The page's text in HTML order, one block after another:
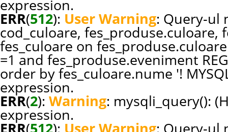
expression.
ERR(512): User Warning: Query-ul
cod_culoare,
fes_culoare on
=1 and fes_produse.eveniment
order by fes_culoare.nume '!
expression.
ERR(2): Warning: mysqli_query():
expression.
ERR(512): User Warning: Query-ul